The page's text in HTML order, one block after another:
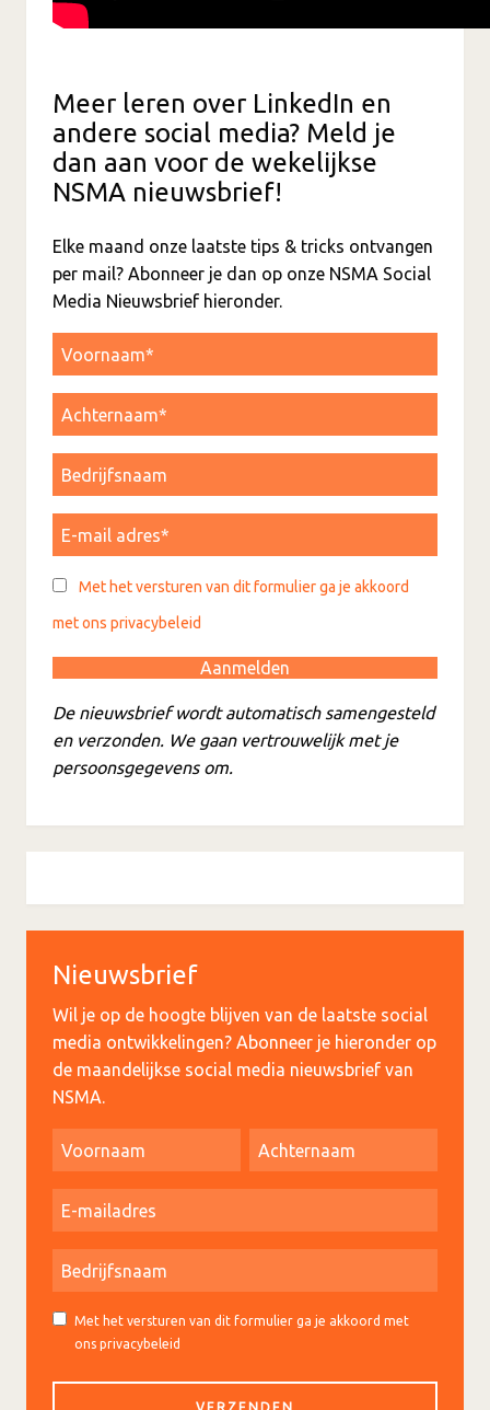
Meer leren over LinkedIn en
andere social media? Meld je
dan aan voor de wekelijkse
NSMA nieuwsbrief!
Elke maand onze laatste tips & tricks ontvangen
per mail? Abonneer je dan op onze NSMA Social
Media Nieuwsbrief hieronder.
Met het versturen van dit formulier ga je akkoord
met ons privacybeleid
De nieuwsbrief wordt automatisch samengesteld
en verzonden. We gaan vertrouwelijk met je
persoonsgegevens om.
Nieuwsbrief
Wil je op de hoogte blijven van de laatste social
media ontwikkelingen? Abonneer je hieronder op
de maandelijkse social media nieuwsbrief van
NSMA.
Met het versturen van dit formulier ga je akkoord met
ons privacybeleid